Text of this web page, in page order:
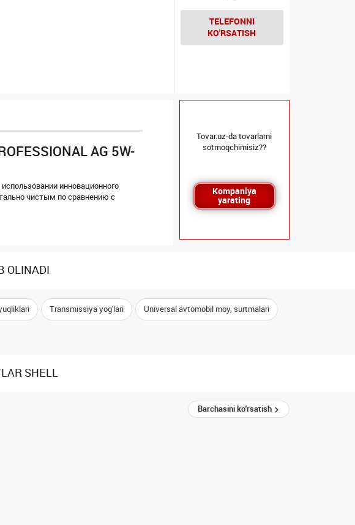
TELEFONNI
KO'RSATISH
AG 5W-
инновационного
чистым по сравнению с
Tovar.uz-da tovarlarni
sotmoqchimisiz??
Kompaniya
yarating
OLINADI
Transmissiya yog'lari Universal avtomobil moy, surtmalari
SHELL
Barchasini ko'rsatish